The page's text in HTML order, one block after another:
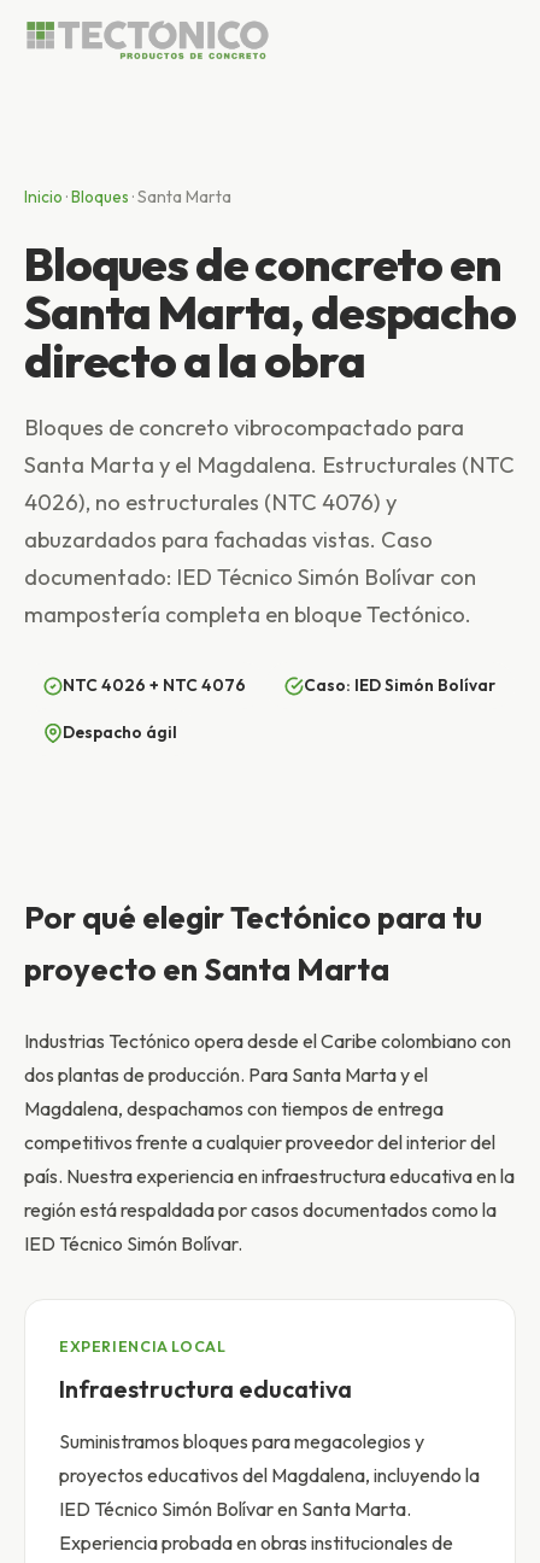
Inicio ·Bloques ·Santa Marta
Bloques de concreto en
Santa Marta, despacho
directo a la obra
Bloques de concreto vibrocompactado para
Santa Marta y el Magdalena. Estructurales (NTC
4026), no estructurales (NTC 4076) y
abuzardados para fachadas vistas. Caso
documentado: IED Técnico Simón Bolívar con
mampostería completa en bloque Tectónico.
NTC 4026 + NTC 4076 Caso: IED Simón Bolívar
Despacho ágil
Por qué elegir Tectónico para tu
proyecto en Santa Marta
Industrias Tectónico opera desde el Caribe colombiano con
dos plantas de producción. Para Santa Marta y el
Magdalena, despachamos con tiempos de entrega
competitivos frente a cualquier proveedor del interior del
país. Nuestra experiencia en infraestructura educativa en la
región está respaldada por casos documentados como la
IED Técnico Simón Bolívar.
EXPERIENCIA LOCAL
Infraestructura educativa
Suministramos bloques para megacolegios y
proyectos educativos del Magdalena, incluyendo la
IED Técnico Simón Bolívar en Santa Marta.
Experiencia probada en obras institucionales de